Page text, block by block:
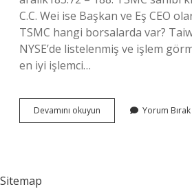
C.C. Wei ise Başkan ve Eş CEO
TSMC hangi borsalarda var?
NYSE’de listelenmiş ve işlem
en iyi işlemci…
Devamını okuyun
Kime
Yorum Bırak
Sitemap